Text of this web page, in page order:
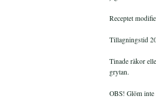
Receptet
Tillagningstid
Tinade räkor
grytan.
OBS! Glöm inte